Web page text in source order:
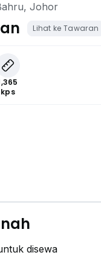
Johor
Lihat ke Tawaran
kps
disewa